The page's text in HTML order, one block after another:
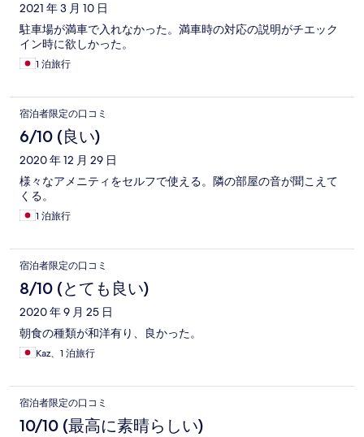
2021 年 3 月 10 日
駐車場が満車で入れなかった。満車時の対応の説明がチエック
イン時に欲しかった。
1 泊旅行
宿泊者限定の口コミ
6/10 (良い)
2020 年 12 月 29 日
様々なアメニティをセルフで使える。隣の部屋の音が聞こえて
くる。
1 泊旅行
宿泊者限定の口コミ
8/10 (とても良い)
2020 年 9 月 25 日
朝食の種類が和洋有り、良かった。
Kaz、1 泊旅行
宿泊者限定の口コミ
10/10 (最高に素晴らしい)